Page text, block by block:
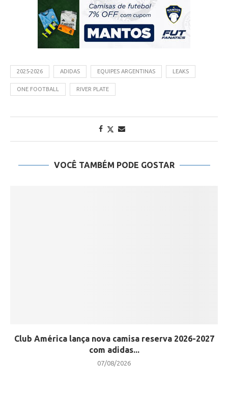
2025-2026 ADIDAS EQUIPES ARGENTINAS LEAKS
ONE FOOTBALL RIVER PLATE
VOCÊ TAMBÉM PODE GOSTAR
Club América lança nova camisa reserva 2026-2027
com adidas...
07/08/2026